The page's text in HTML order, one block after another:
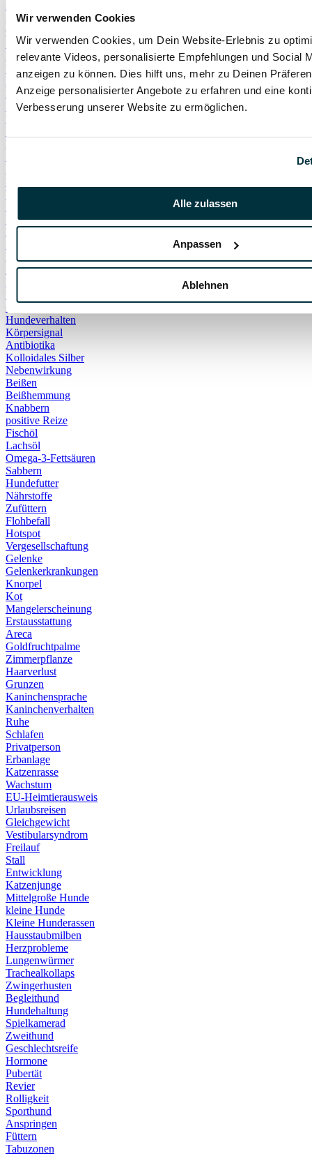
Wir verwenden Cookies
Wir verwenden Cookies, um Dein Website-Erlebnis zu
relevante Videos, personalisierte Empfehlungen und Social
anzeigen zu können. Dies hilft uns, mehr zu Deinen
Anzeige personalisierter Angebote zu erfahren und eine
Verbesserung unserer Website zu ermöglichen.
Alle zulassen
Anpassen
Ablehnen
gelben Hund
Gulahund
Läufig
Problemhund
Verletzungen
Hals
Halswirbelsäule
Hundegeschirr
Riemen
Helminthiasis
Rundwurm
Wurm
Wurmkuren
Dermatophyten
Hautentzündung
Hautpilz
Pilzinfektion
Entwöhnung
Katzenbabys
Kitten
Beschwichtigung
Gähnen
Hundeverhalten
Körpersignal
Antibiotika
Kolloidales Silber
Nebenwirkung
Beißen
Beißhemmung
Knabbern
positive Reize
Fischöl
Lachsöl
Omega-3-Fettsäuren
Sabbern
Hundefutter
Nährstoffe
Zufüttern
Flohbefall
Hotspot
Vergesellschaftung
Gelenke
Gelenkerkrankungen
Knorpel
Kot
Mangelerscheinung
Erstausstattung
Areca
Goldfruchtpalme
Zimmerpflanze
Haarverlust
Grunzen
Kaninchensprache
Kaninchenverhalten
Ruhe
Schlafen
Privatperson
Erbanlage
Katzenrasse
Wachstum
EU-Heimtierausweis
Urlaubsreisen
Gleichgewicht
Vestibularsyndrom
Freilauf
Stall
Entwicklung
Katzenjunge
Mittelgroße Hunde
kleine Hunde
Kleine Hunderassen
Hausstaubmilben
Herzprobleme
Lungenwürmer
Trachealkollaps
Zwingerhusten
Begleithund
Hundehaltung
Spielkamerad
Zweithund
Geschlechtsreife
Hormone
Pubertät
Revier
Rolligkeit
Sporthund
Anspringen
Füttern
Tabuzonen